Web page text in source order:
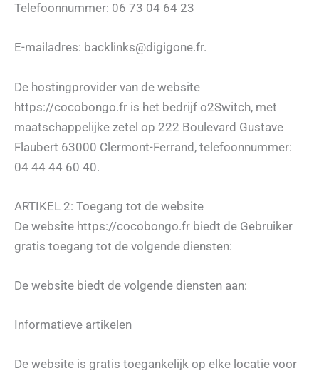
Telefoonnummer: 06 73 04 64 23
E-mailadres: backlinks@digigone.fr.
De hostingprovider van de website
https://cocobongo.fr is het bedrijf o2Switch, met
maatschappelijke zetel op 222 Boulevard Gustave
Flaubert 63000 Clermont-Ferrand, telefoonnummer:
04 44 44 60 40.
ARTIKEL 2: Toegang tot de website
De website https://cocobongo.fr biedt de Gebruiker
gratis toegang tot de volgende diensten:
De website biedt de volgende diensten aan:
Informatieve artikelen
De website is gratis toegankelijk op elke locatie voor